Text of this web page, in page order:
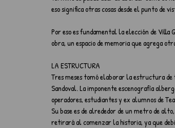
eso significa otras cosas desde el punto de
Por eso es fundamental la elección de
obra, un espacio de memoria que agrega
LA ESTRUCTURA
Tres meses tomó elaborar la estructura de
Sandoval. La imponente escenografía
operadores, estudiantes y ex alumnos de
Su base es de alrededor de un metro de
retirará al comenzar la historia, ya que